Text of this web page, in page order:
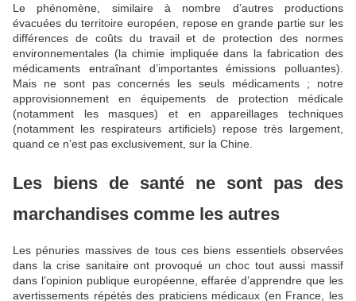
Le phénomène, similaire à nombre d’autres productions
évacuées du territoire européen, repose en grande partie sur les
différences de coûts du travail et de protection des normes
environnementales (la chimie impliquée dans la fabrication des
médicaments entraînant d’importantes émissions polluantes).
Mais ne sont pas concernés les seuls médicaments ; notre
approvisionnement en équipements de protection médicale
(notamment les masques) et en appareillages techniques
(notamment les respirateurs artificiels) repose très largement,
quand ce n’est pas exclusivement, sur la Chine.
Les biens de santé ne sont pas des
marchandises comme les autres
Les pénuries massives de tous ces biens essentiels observées
dans la crise sanitaire ont provoqué un choc tout aussi massif
dans l’opinion publique européenne, effarée d’apprendre que les
avertissements répétés des praticiens médicaux (en France, les